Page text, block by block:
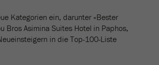
Kategorien ein, darunter «Bester
Bros Asimina Suites Hotel in Paphos,
in die Top-100-Liste